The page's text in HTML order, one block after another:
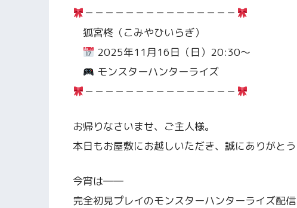
－－－－－－－－－－－－－－－
狐宮柊（こみやひいらぎ）
2025年11月16日（日）20:30～
モンスターハンターライズ
－－－－－－－－－－－－－－－
お帰りなさいませ、ご主人様。
本日もお屋敷にお越しいただき、誠にありがとう
今宵は――
完全初見プレイのモンスターハンターライズ配